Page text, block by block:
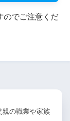
のでご注意くだ
親の職業や家族